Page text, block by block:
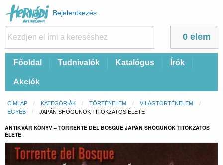
Felhasználói
fiók
menüje
Bejelentkezés
0 elem
FőFőoldal Tudnivalók Katalógus Írók
Akciók
Morzsa
CÍMLAP KATEGÓRIÁK TÖRTÉNELEM
VILÁGTÖRTÉNELEM
EGYÉB
CURRENT:
JAPÁN SHÓGUNOK TITOKZATOS ÉLETE
ANTIKVÁR KÖNYV – TORRENTE DEL BOSQUE JAPÁN SHÓGUNOK TITOKZATOS
ÉLETE